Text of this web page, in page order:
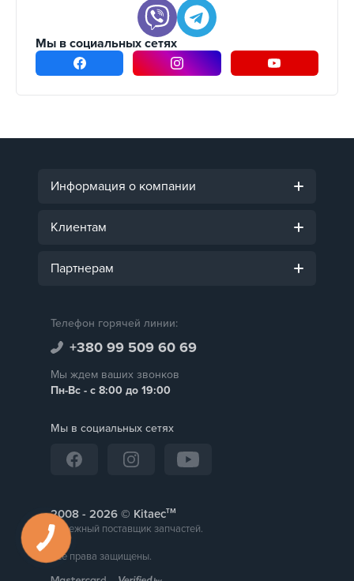
Мы в социальных сетях
Информация о компании
Клиентам
Партнерам
Телефон горячей линии:
+380 99 509 60 69
Мы ждем ваших звонков
Пн-Вс - с 8:00 до 19:00
Мы в социальных сетях
2008 - © Kitaecтм
Надежный поставщик запчастей.
Все права защищены.